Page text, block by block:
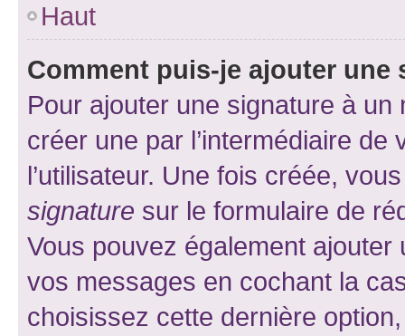
Haut
Comment puis-je ajouter une
Pour ajouter une signature à un
créer une par l’intermédiaire
l’utilisateur. Une fois créée,
signature sur le formulaire de
Vous pouvez également
vos messages en cochant la
choisissez cette dernière